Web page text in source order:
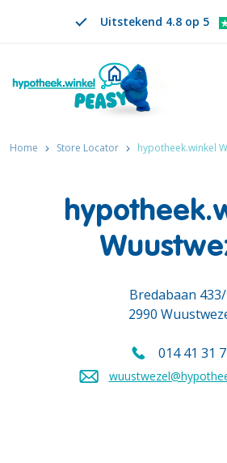
Uitstekend 4.8 op 5
Zoeken
VERANDER TAAL.
NL
Home Store Locator hypotheek.winkel
Bredabaan
2990
Bel ons
014 41 31
Stuur